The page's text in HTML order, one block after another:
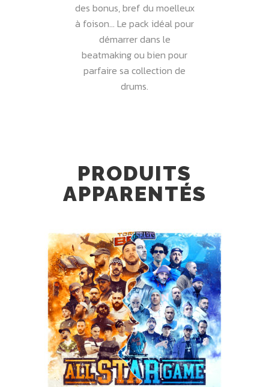
des bonus, bref du moelleux
à foison… Le pack idéal pour
démarrer dans le
beatmaking ou bien pour
parfaire sa collection de
drums.
PRODUITS
APPARENTÉS